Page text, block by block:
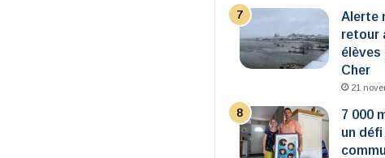
Alerte
retour
élèves
Cher
21
7 000
un